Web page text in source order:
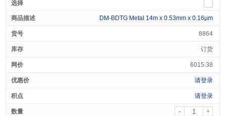
DM-BDTG Metal 14m x 0.53mm x 0.16μm
8864
订货
6015.38
请登录
请登录
- +